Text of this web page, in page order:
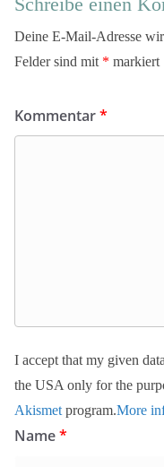
Deine E-Mail-Adresse
Felder sind mit * markiert
Kommentar*
I accept that my given
the USA only for the
Akismet program.More
Name*